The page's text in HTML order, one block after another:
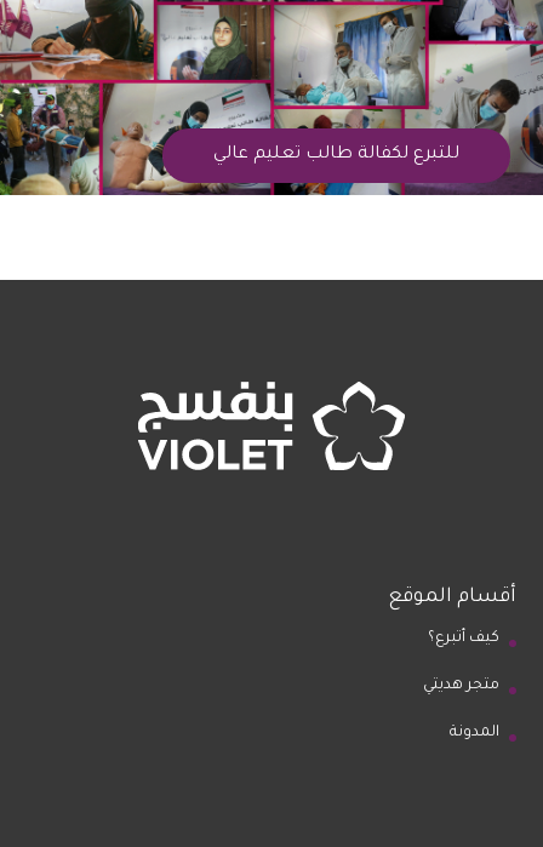
للتبرع لكفالة طالب تعليم عالي
أقسام الموقع
كيف أتبرع؟
متجر هديتي
المدونة